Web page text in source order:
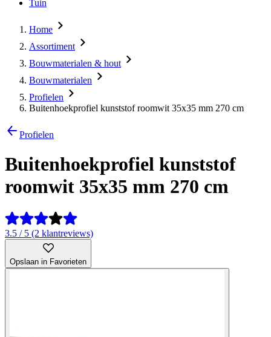
Tuin
Home
Assortiment
Bouwmaterialen & hout
Bouwmaterialen
Profielen
Buitenhoekprofiel kunststof roomwit 35x35 mm 270 cm
Profielen
Buitenhoekprofiel kunststof
roomwit 35x35 mm 270 cm
3.5 / 5 (2 klantreviews)
Opslaan in Favorieten